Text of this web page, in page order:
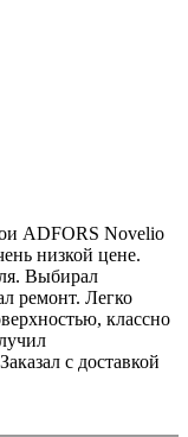
ADFORS Novelio
низкой цене.
Выбирал
ремонт. Легко
классно
с доставкой